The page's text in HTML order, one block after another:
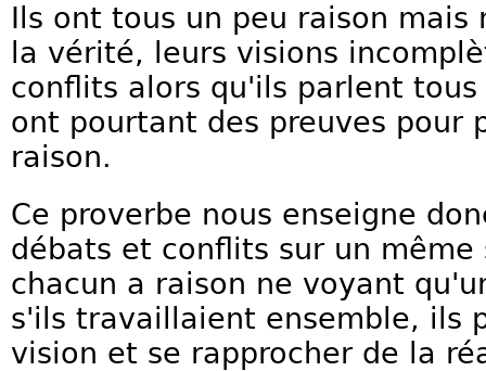
Ils ont tous un peu raison
la vérité, leurs visions
conflits alors qu'ils parlent
ont pourtant des preuves pour
raison.
Ce proverbe nous enseigne
débats et conflits sur un
chacun a raison ne voyant
s'ils travaillaient ensemble, ils
vision et se rapprocher de la